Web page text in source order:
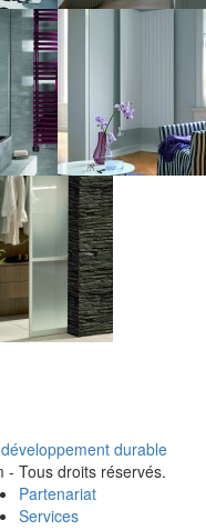
développement durable
- Tous droits réservés.
Partenariat
Services